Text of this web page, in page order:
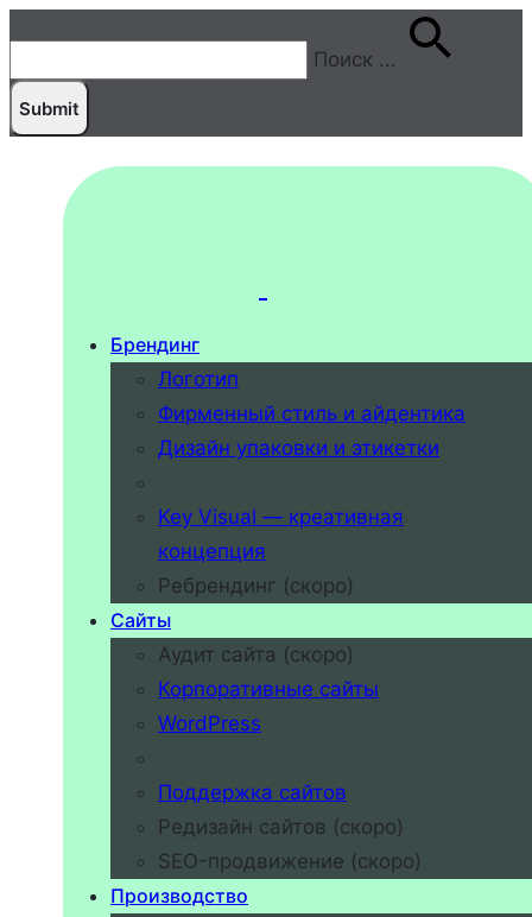
Поиск ...
Брендинг
Логотип
Фирменный стиль и айдентика
Дизайн упаковки и этикетки
Key Visual — креативная
концепция
Ребрендинг (скоро)
Сайты
Аудит сайта (скоро)
Корпоративные сайты
WordPress
Поддержка сайтов
Редизайн сайтов (скоро)
SEO-продвижение (скоро)
Производство